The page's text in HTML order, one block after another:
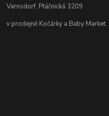
Varnsdorf, Ptáčnická 3209
v prodejně Kočárky a Baby Market